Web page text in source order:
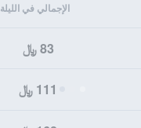
الإجمالي في الليلة
83 ﷼
111 ﷼